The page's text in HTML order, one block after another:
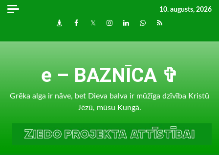
Skip
10. augusts, 2026
DraugiemFacebook
TwitterInstagram
LinkedInwhatsapp
RSS
e – BAZNĪCA ✞
Grēka alga ir nāve, bet Dieva balva ir mūžīga dzīvība Kristū
Jēzū, mūsu Kungā.